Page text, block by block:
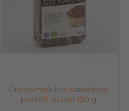
Greenmark bio kakaóbab
pörkölt zúzott 150 g